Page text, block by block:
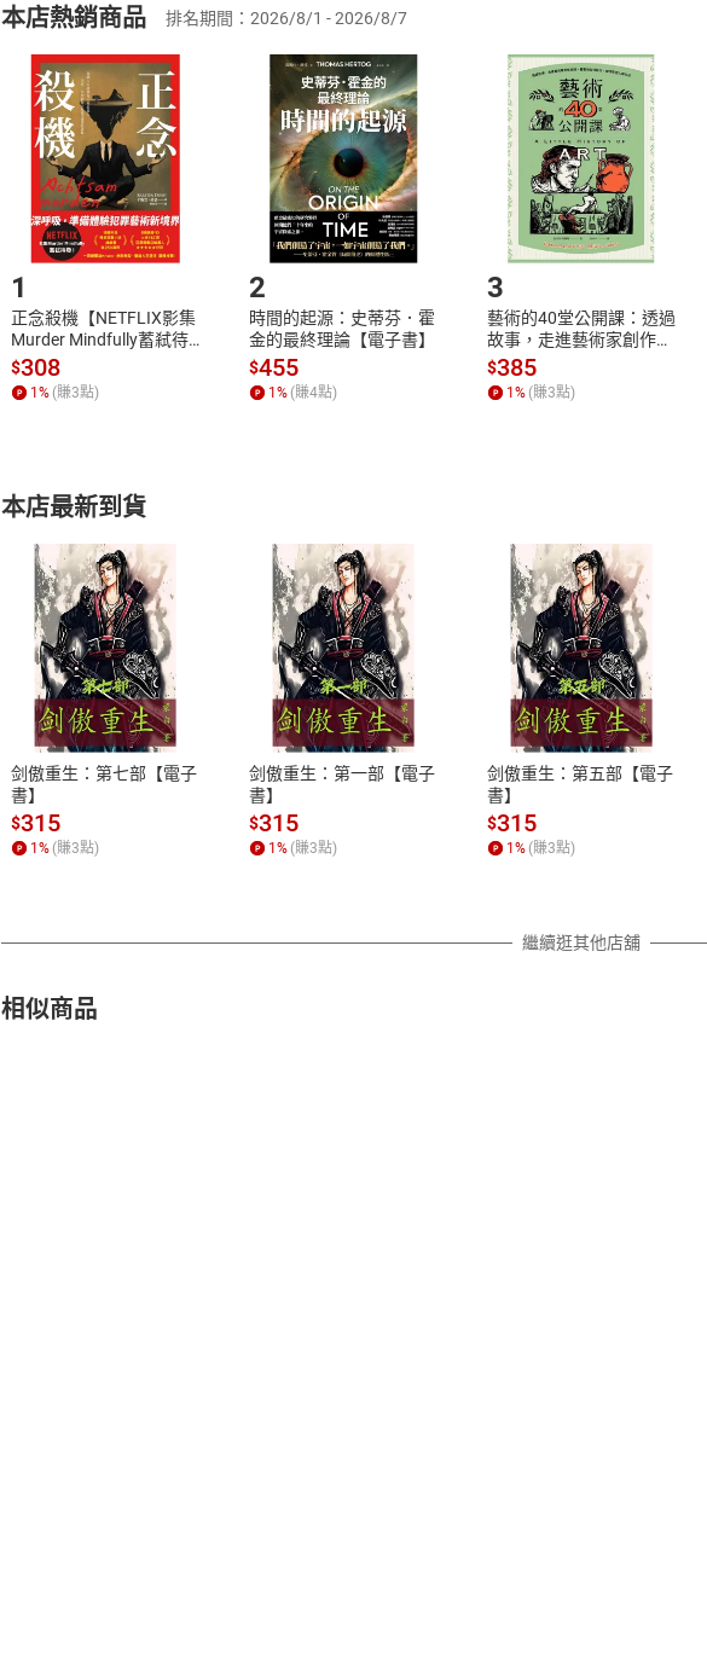
(二)消費者訂購本店鋪之商品即代表知悉本店鋪所銷售之商品為電子書，
且已下載/存取電子書，不得請求退貨退款。
退貨方式：您欲取消訂單或辦理退貨時，請登入樂天市場，並於「我的訂單
貨」，本店鋪將依您的申請進行審核，待審核通過後將為您辦理退款事宜。
請注意，樂天市場須以整筆訂單為單位進行取消/退貨，恕無法以單支商品取
挑選商品
Choose
放入購物車
Shopping cart
登入帳號
Login
購書後，如何開始使用？
Step1.選擇閱讀載具 Step2.登入
付款方式
ATM轉帳、信用卡、LINE PAY、AFTEE
退換貨規範
本店是否提供消費者保護法七日猶
之權利，遽消費者保護法及通訊交
除權合理例外情事適用準則，依商
質各有不同規定。詳細退換貨說明
照各商品說明。
本店熱銷商品 排名期間：2026/8/1 - 2026/8/7
1
正念殺機【NETFLIX影集
Murder Mindfully蓄弒待
發】【電子書】
$308
1 % (賺3點)
2
時間的起源：史蒂芬．霍
金的最終理論【電子書】
$455
1 % (賺4點)
3
藝術的40堂公開課：透過
故事，走進藝術家創作現
場，看藝術如何誕生、如
何形塑人類生活【電子
書】
$385
1 % (賺3點)
本店最新到貨
剑傲重生：第七部【電子
書】
$315
1 % (賺3點)
剑傲重生：第一部【電子
書】
$315
1 % (賺3點)
剑傲重生：第五部【電子
書】
$315
1 % (賺3點)
繼續逛其他店舖
相似商品